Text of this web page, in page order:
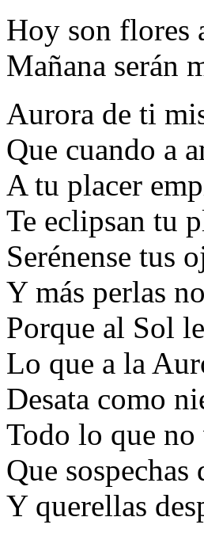
Hoy son flores
Mañana serán
Aurora de ti
Que cuando a
A tu placer
Te eclipsan tu
Serénense tus
Y más perlas
Porque al Sol
Lo que a la
Desata como
Todo lo que no
Que sospechas
Y querellas